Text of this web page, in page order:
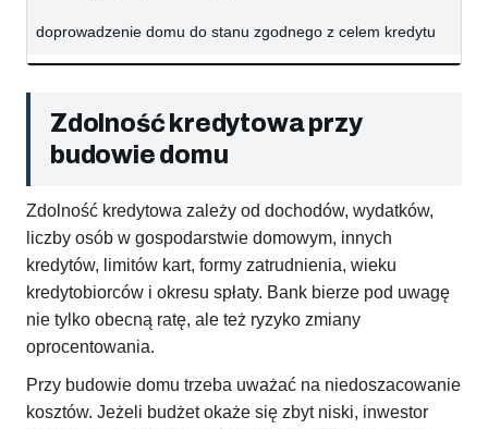
doprowadzenie domu do stanu zgodnego z celem kredytu
Zdolność kredytowa przy
budowie domu
Zdolność kredytowa zależy od dochodów, wydatków,
liczby osób w gospodarstwie domowym, innych
kredytów, limitów kart, formy zatrudnienia, wieku
kredytobiorców i okresu spłaty. Bank bierze pod uwagę
nie tylko obecną ratę, ale też ryzyko zmiany
oprocentowania.
Przy budowie domu trzeba uważać na niedoszacowanie
kosztów. Jeżeli budżet okaże się zbyt niski, inwestor